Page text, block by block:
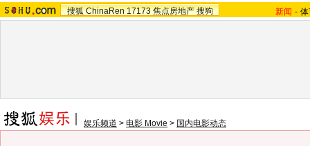
搜狐 ChinaRen 17173 焦点房地产 搜狗 新闻 -
娱乐频道 > 电影 Movie > 国内电影动态